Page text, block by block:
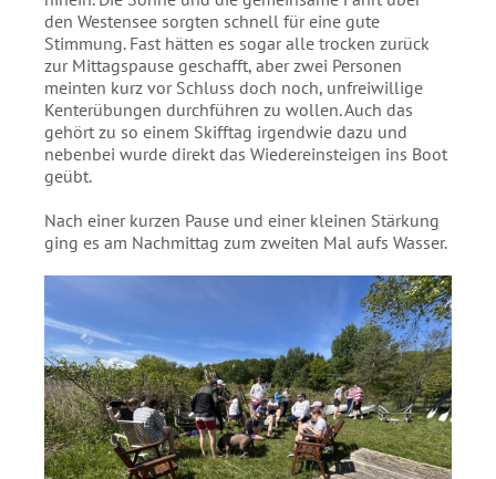
den Westensee sorgten schnell für eine gute
Stimmung. Fast hätten es sogar alle trocken zurück
zur Mittagspause geschafft, aber zwei Personen
meinten kurz vor Schluss doch noch, unfreiwillige
Kenterübungen durchführen zu wollen. Auch das
gehört zu so einem Skifftag irgendwie dazu und
nebenbei wurde direkt das Wiedereinsteigen ins Boot
geübt.
Nach einer kurzen Pause und einer kleinen Stärkung
ging es am Nachmittag zum zweiten Mal aufs Wasser.